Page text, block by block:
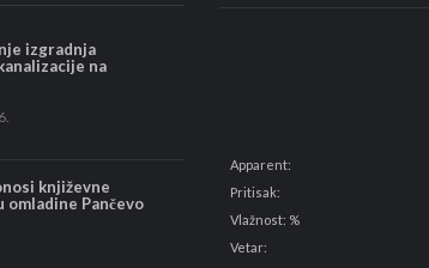
izgradnja
na
književne
omladine Pančevo
Apparent:
Pritisak:
Vlažnost: %
Vetar: